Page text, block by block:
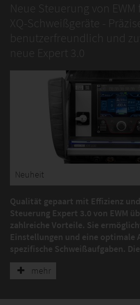
Neue Steuerung von EWM
XQ-Schweißgeräte -
benutzerfreundlich und
neue Expert 3.0
Neuheit
Qualität gepaart mit Effizienz
Steuerung Expert 3.0 von EWM
zahlreiche Vorteile. Sie
Einstellungen und eine optimale
spezifische Schweißaufgaben.
zeichnet sich vor allem durch
Benutzerkomfort aus. So sorgen
perfekte Darstellung und die
mehr